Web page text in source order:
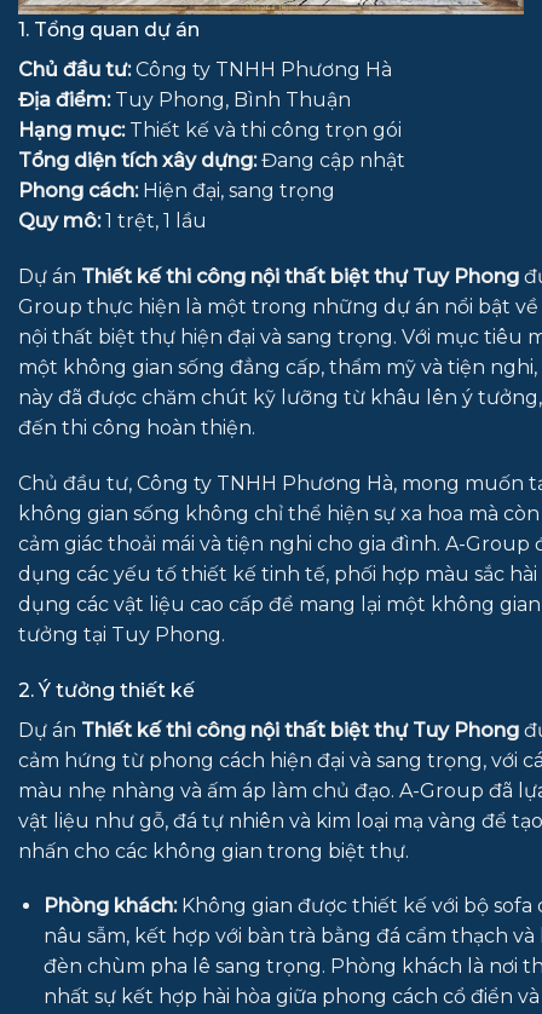
1. Tổng quan dự án
Chủ đầu tư:Công ty TNHH Phương Hà
Địa điểm:Tuy Phong, Bình Thuận
Hạng mục:Thiết kế và thi công trọn gói
Tổng diện tích xây dựng:Đang cập nhật
Phong cách:Hiện đại, sang trọng
Quy mô:1 trệt, 1 lầu
Dự án Thiết kế thi công nội thất biệt thự Tuy Phong
Group thực hiện là một trong những dự án nổi bật
nội thất biệt thự hiện đại và sang trọng. Với mục tiêu
một không gian sống đẳng cấp, thẩm mỹ và tiện
này đã được chăm chút kỹ lưỡng từ khâu lên ý
đến thi công hoàn thiện.
Chủ đầu tư, Công ty TNHH Phương Hà, mong muốn
không gian sống không chỉ thể hiện sự xa hoa mà
cảm giác thoải mái và tiện nghi cho gia đình. A-Group
dụng các yếu tố thiết kế tinh tế, phối hợp màu sắc hài
dụng các vật liệu cao cấp để mang lại một không
tưởng tại Tuy Phong.
2. Ý tưởng thiết kế
Dự án Thiết kế thi công nội thất biệt thự Tuy Phong
cảm hứng từ phong cách hiện đại và sang trọng, với
màu nhẹ nhàng và ấm áp làm chủ đạo. A-Group đã
vật liệu như gỗ, đá tự nhiên và kim loại mạ vàng để
nhấn cho các không gian trong biệt thự.
Phòng khách:Không gian được thiết kế với bộ sofa
nâu sẫm, kết hợp với bàn trà bằng đá cẩm thạch
đèn chùm pha lê sang trọng. Phòng khách là nơi
nhất sự kết hợp hài hòa giữa phong cách cổ điển và